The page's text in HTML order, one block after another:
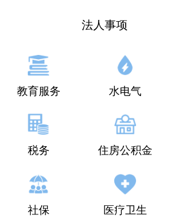
法人事项
教育服务 水电气
税务 住房公积金
社保 医疗卫生